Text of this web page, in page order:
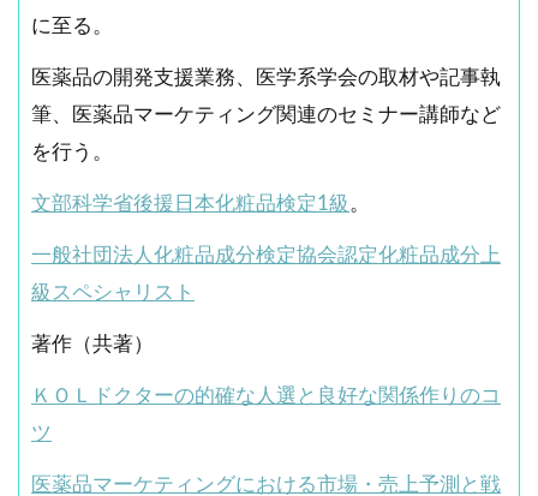
に至る。
医薬品の開発支援業務、医学系学会の取材や記事執
筆、医薬品マーケティング関連のセミナー講師など
を行う。
文部科学省後援日本化粧品検定1級 。
一般社団法人化粧品成分検定協会認定化粧品成分上
級スペシャリスト
著作（共著）
ＫＯＬドクターの的確な人選と良好な関係作りのコ
ツ
医薬品マーケティングにおける市場・売上予測と戦